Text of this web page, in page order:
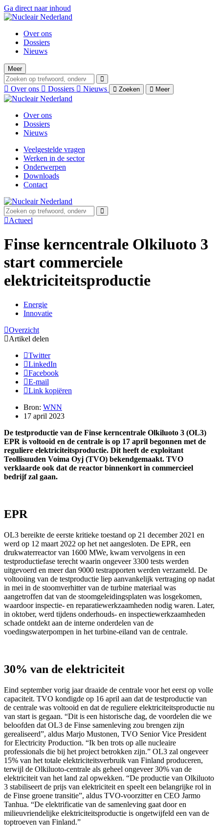
Ga direct naar inhoud
Over ons
Dossiers
Nieuws
Meer
Over ons Dossiers Nieuws Zoeken Meer
Over ons
Dossiers
Nieuws
Veelgestelde vragen
Werken in de sector
Onderwerpen
Downloads
Contact
Actueel
Finse kerncentrale Olkiluoto 3
start commerciele
elektriciteitsproductie
Energie
Innovatie
Overzicht
Artikel delen
Twitter
LinkedIn
Facebook
E-mail
Link kopiëren
Bron: WNN
17 april 2023
De testproductie van de Finse kerncentrale Olkiluoto 3 (OL3)
EPR is voltooid en de centrale is op 17 april begonnen met de
reguliere elektriciteitsproductie. Dit heeft de exploitant
Teollisuuden Voima Oyj (TVO) bekendgemaakt. TVO
verklaarde ook dat de reactor binnenkort in commercieel
bedrijf zal gaan.
EPR
OL3 bereikte de eerste kritieke toestand op 21 december 2021 en
werd op 12 maart 2022 op het net aangesloten. De EPR, een
drukwaterreactor van 1600 MWe, kwam vervolgens in een
testproductiefase terecht waarin ongeveer 3300 tests werden
uitgevoerd en meer dan 9000 testrapporten werden verzameld. De
voltooiing van de testproductie liep aanvankelijk vertraging op nadat
in mei in de stoomverhitter van de turbine materiaal was
aangetroffen dat van de stoomgeleidingsplaten was losgekomen,
waardoor inspectie- en reparatiewerkzaamheden nodig waren. Later,
in oktober, werd tijdens onderhouds- en inspectiewerkzaamheden
schade ontdekt aan de interne onderdelen van de
voedingswaterpompen in het turbine-eiland van de centrale.
30% van de elektriciteit
Eind september vorig jaar draaide de centrale voor het eerst op volle
capaciteit. TVO kondigde op 16 april aan dat de testproductie van
de centrale was voltooid en dat de reguliere elektriciteitsproductie nu
van start is gegaan. “Dit is een historische dag, de voordelen die we
beloofden dat OL3 de Finse samenleving zou brengen zijn
gerealiseerd”, aldus Marjo Mustonen, TVO Senior Vice President
for Electricity Production. “Ik ben trots op alle nucleaire
professionals die bij het project betrokken zijn.” OL3 zal ongeveer
15% van het totale elektriciteitsverbruik van Finland produceren,
terwijl de Olkiluoto-centrale als geheel ongeveer 30% van de
elektriciteit van het land zal opwekken. “De productie van Olkiluoto
3 stabiliseert de prijs van elektriciteit en speelt een belangrijke rol in
de Finse groene transitie”, aldus TVO-voorzitter en CEO Jarmo
Tanhua. “De elektrificatie van de samenleving gaat door en
milieuvriendelijke elektriciteitsproductie is ongetwijfeld een van de
toptroeven van Finland.”